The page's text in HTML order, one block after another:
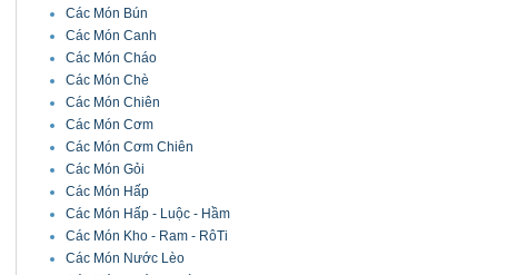
Các Món Bún
Các Món Canh
Các Món Cháo
Các Món Chè
Các Món Chiên
Các Món Cơm
Các Món Cơm Chiên
Các Món Gỏi
Các Món Hấp
Các Món Hấp - Luộc - Hầm
Các Món Kho - Ram - RôTi
Các Món Nước Lèo